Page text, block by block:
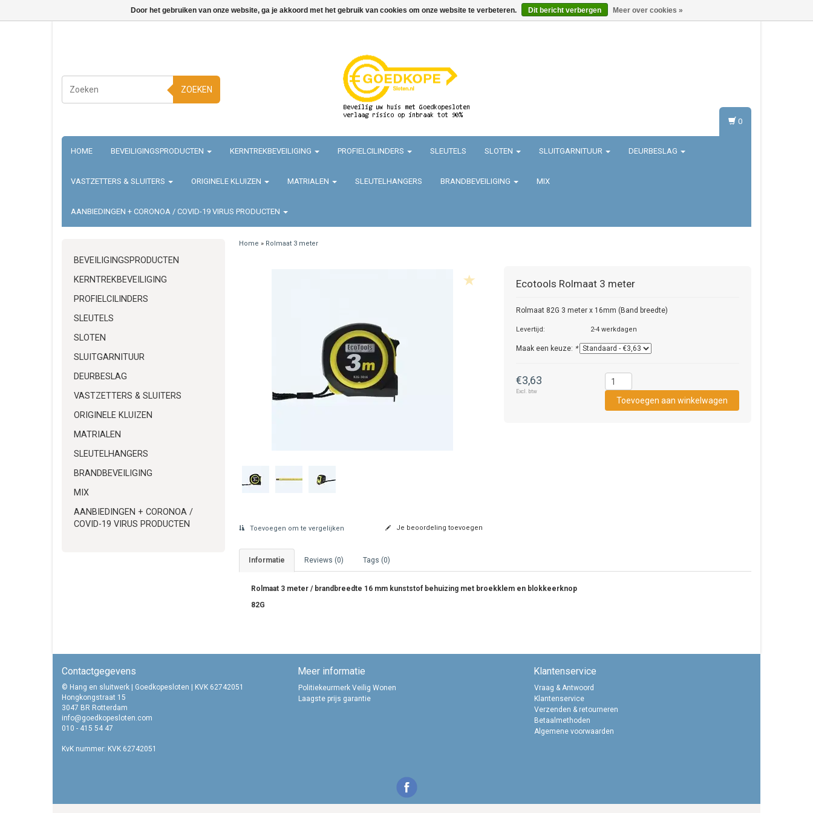
ZOEKEN
HOME BEVEILIGINGSPRODUCTEN KERNTREKBEVEILIGING PROFIELCILINDERS SLEUTELS SLOTEN SLUITGARNITUUR DEURBESLAG
VASTZETTERS & SLUITERS ORIGINELE KLUIZEN MATRIALEN SLEUTELHANGERS BRANDBEVEILIGING MIX
AANBIEDINGEN + CORONOA / COVID-19 VIRUS PRODUCTEN
0
BEVEILIGINGSPRODUCTEN
KERNTREKBEVEILIGING
PROFIELCILINDERS
SLEUTELS
SLOTEN
SLUITGARNITUUR
DEURBESLAG
VASTZETTERS & SLUITERS
ORIGINELE KLUIZEN
MATRIALEN
SLEUTELHANGERS
BRANDBEVEILIGING
MIX
AANBIEDINGEN + CORONOA /
COVID-19 VIRUS PRODUCTEN
Home » Rolmaat 3 meter
Ecotools Rolmaat 3 meter
Rolmaat 82G 3 meter x 16mm (Band breedte)
Levertijd: 2-4 werkdagen
Maak een keuze: *
€3,63
Excl. btw
Toevoegen om te vergelijken Je beoordeling toevoegen
Informatie Reviews (0) Tags (0)
Rolmaat 3 meter / brandbreedte 16 mm kunststof behuizing met broekklem en blokkeerknop
82G
Contactgegevens
© Hang en sluitwerk | Goedkopesloten | KVK 62742051
Hongkongstraat 15
3047 BR Rotterdam
info@goedkopesloten.com
010 - 415 54 47
KvK nummer: KVK 62742051
Meer informatie
Politiekeurmerk Veilig Wonen
Laagste prijs garantie
Klantenservice
Vraag & Antwoord
Klantenservice
Verzenden & retourneren
Betaalmethoden
Algemene voorwaarden
Door het gebruiken van onze website, ga je akkoord met het gebruik van cookies om onze website te verbeteren. Dit bericht verbergen Meer over cookies »